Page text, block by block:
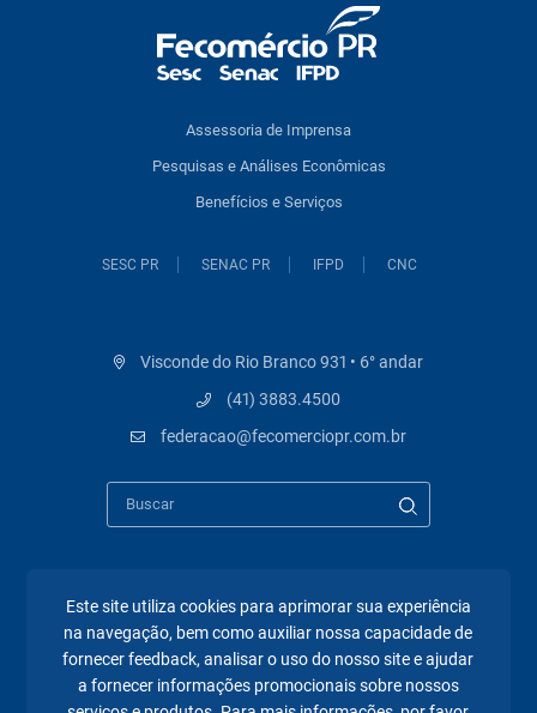
Assessoria de Imprensa
Pesquisas e Análises Econômicas
Benefícios e Serviços
SESC PR SENAC PR IFPD CNC
Visconde do Rio Branco 931 • 6° andar
(41) 3883.4500
federacao@fecomerciopr.com.br
Páginas mais visitadas
A Fecomércio PR
Este site utiliza cookies para aprimorar sua experiência
na navegação, bem como auxiliar nossa capacidade de
fornecer feedback, analisar o uso do nosso site e ajudar
a fornecer informações promocionais sobre nossos